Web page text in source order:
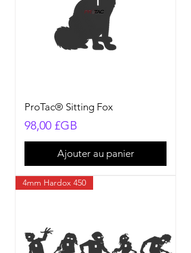
ProTac® Sitting Fox
Prix
98,00 £GB
Ajouter au panier
4mm Hardox 450